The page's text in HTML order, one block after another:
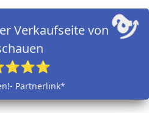
Verkaufseite von
Partnerlink*